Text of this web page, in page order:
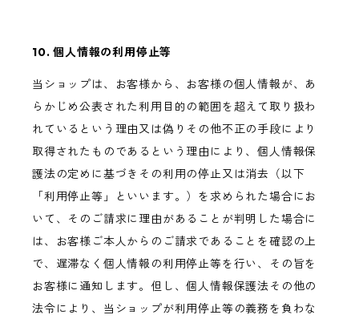
10. 個人情報の利用停止等
当ショップは、お客様から、お客様の個人情報が、あ
らかじめ公表された利用目的の範囲を超えて取り扱わ
れているという理由又は偽りその他不正の手段により
取得されたものであるという理由により、個人情報保
護法の定めに基づきその利用の停止又は消去（以下
「利用停止等」といいます。）を求められた場合にお
いて、そのご請求に理由があることが判明した場合に
は、お客様ご本人からのご請求であることを確認の上
で、遅滞なく個人情報の利用停止等を行い、その旨を
お客様に通知します。但し、個人情報保護法その他の
法令により、当ショップが利用停止等の義務を負わな